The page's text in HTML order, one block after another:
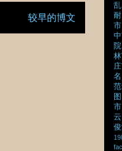
较早的博文
乱
耐
市
院
名
图
市
云